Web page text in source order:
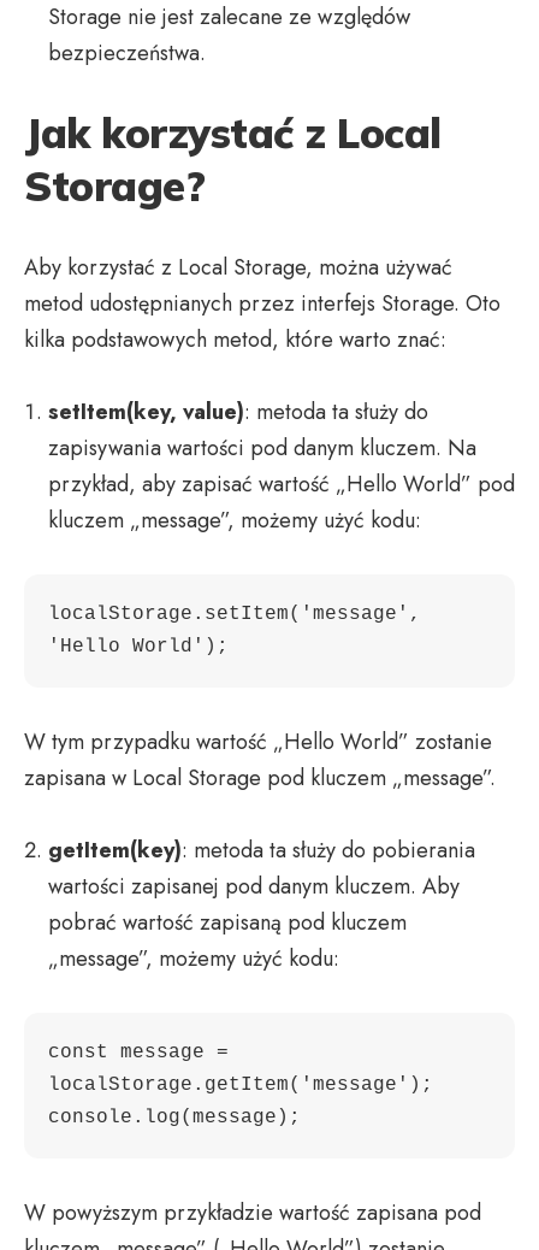
Storage nie jest zalecane ze względów
bezpieczeństwa.
Jak korzystać z Local
Storage?
Aby korzystać z Local Storage, można używać
metod udostępnianych przez interfejs Storage. Oto
kilka podstawowych metod, które warto znać:
setItem(key, value): metoda ta służy do
zapisywania wartości pod danym kluczem. Na
przykład, aby zapisać wartość „Hello World” pod
kluczem „message”, możemy użyć kodu:
localStorage.setItem('message',
W tym przypadku wartość „Hello World” zostanie
zapisana w Local Storage pod kluczem „message”.
getItem(key): metoda ta służy do pobierania
wartości zapisanej pod danym kluczem. Aby
pobrać wartość zapisaną pod kluczem
„message”, możemy użyć kodu:
const message =
localStorage.getItem('message');
W powyższym przykładzie wartość zapisana pod